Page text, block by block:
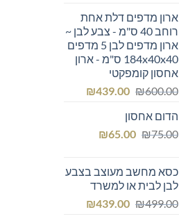
₪800.00.
₪759.00.ארון מדפים דלת אחת
רוחב 40 ס"מ - צבע לבן ~
ארון מדפים לבן 5 מדפים
184x40x40 ס"מ - ארון
אחסון קומפקטי
₪600.00
המחיר
היה:
₪600.00.
₪439.00
המחיר
הדום אחסון
₪75.00
המחיר
₪75.00.
₪65.00
המחיר
₪65.00.
כסא מחשב מעוצב בצבע
לבן לבית או למשרד
₪499.00
המחיר ₪439.00
המחיר